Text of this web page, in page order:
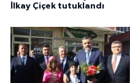
İlkay Çiçek tutuklandı